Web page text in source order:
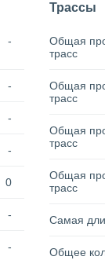
-
-
-
-
0
-
-
Трассы
Общая
трасс
Общая
трасс
Общая
трасс
Общая
трасс
Самая
Общее